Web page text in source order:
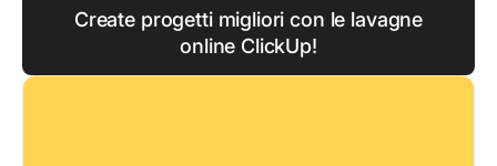
Create progetti migliori con le lavagne
online ClickUp!